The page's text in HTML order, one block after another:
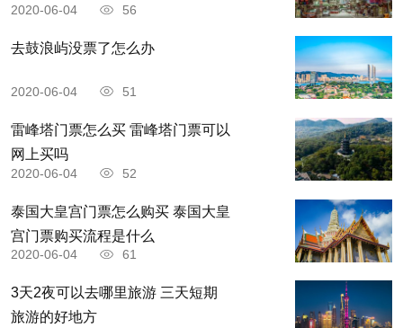
2020-06-04 56
去鼓浪屿没票了怎么办
2020-06-04 51
雷峰塔门票怎么买 雷峰塔门票可以
网上买吗
2020-06-04 52
泰国大皇宫门票怎么购买 泰国大皇
宫门票购买流程是什么
2020-06-04 61
3天2夜可以去哪里旅游 三天短期
旅游的好地方